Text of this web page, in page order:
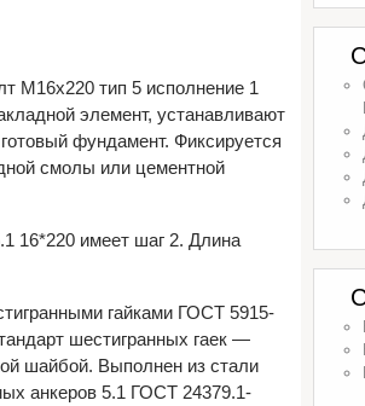
М16х220 тип 5 исполнение 1
элемент, устанавливают
фундамент. Фиксируется
смолы или цементной
16*220 имеет шаг 2. Длина
гайками ГОСТ 5915-
шестигранных гаек —
шайбой. Выполнен из стали
анкеров 5.1 ГОСТ 24379.1-